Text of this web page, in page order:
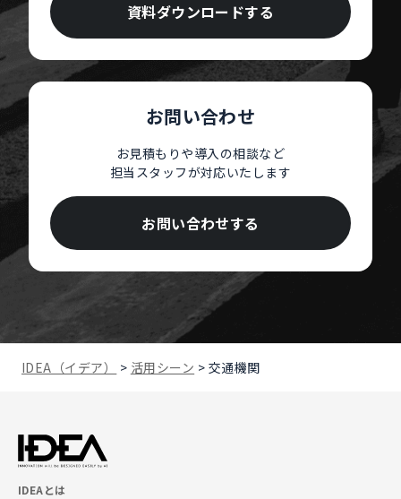
資料ダウンロードする
お問い合わせ
お見積もりや導入の相談など
担当スタッフが対応いたします
お問い合わせする
IDEA（イデア） > 活用シーン > 交通機関
IDEAとは